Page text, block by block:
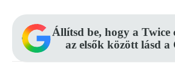
Állítsd be, hogy a
az elsők között lásd a